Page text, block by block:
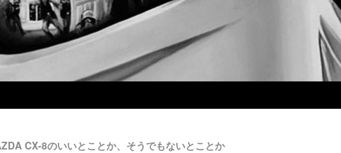
CX-8のいいとことか、そうでもないとことか